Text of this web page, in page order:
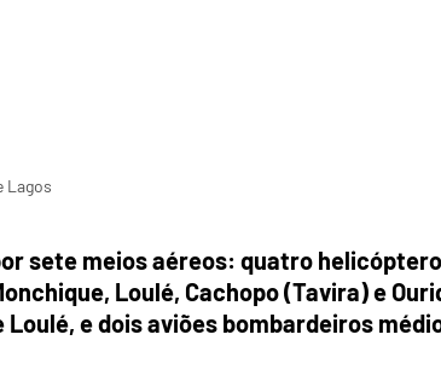
Lagos
sete meios aéreos: quatro
Loulé, Cachopo (Tavira) e
e dois aviões bombardeiros